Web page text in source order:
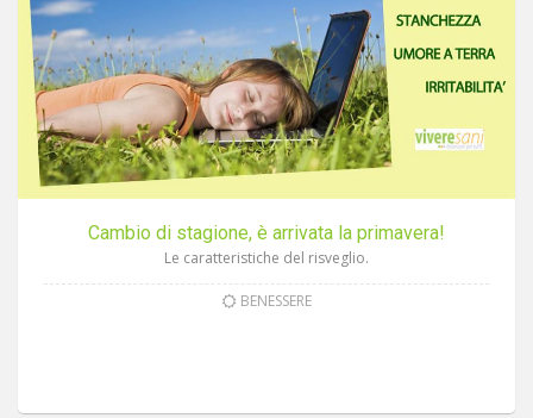
Cambio di stagione, è arrivata la primavera!
Le caratteristiche del risveglio.
BENESSERE